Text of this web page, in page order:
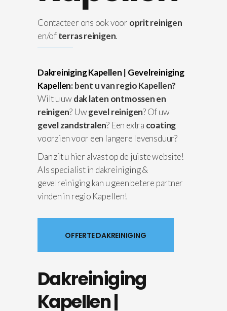
Contacteer ons ook voor oprit reinigen
en/ofterras reinigen.
Dakreiniging Kapellen | Gevelreiniging
Kapellen: bent u van regio Kapellen?
Wilt u uwdak laten ontmossen en
reinigen? Uwgevel reinigen? Of uw
gevel zandstralen? Een extra coating
voorzien voor een langere levensduur?
Dan zit u hier alvast op de juiste website!
Als specialist in dakreiniging &
gevelreiniging kan u geen betere partner
vinden in regio Kapellen!
OFFERTE DAKREINIGING
Dakreiniging
Kapellen |